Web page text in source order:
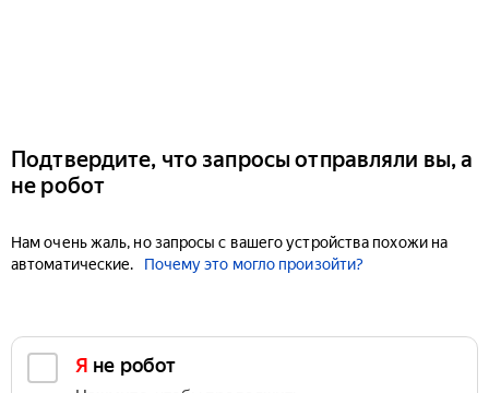
Подтвердите, что запросы отправляли вы, а
не робот
Нам очень жаль, но запросы с вашего устройства похожи на
автоматические.
Почему это могло произойти?
Я не робот